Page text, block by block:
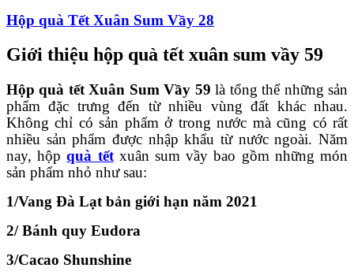
Hộp quà Tết Xuân Sum Vầy 28
Giới thiệu hộp quà tết xuân sum vầy 59
Hộp quà tết Xuân Sum Vầy 59 là tổng thể những sản
phẩm đặc trưng đến từ nhiều vùng đất khác nhau.
Không chỉ có sản phẩm ở trong nước mà cũng có rất
nhiều sản phẩm được nhập khẩu từ nước ngoài. Năm
nay, hộpquà tếtxuân sum vầy bao gồm những món
sản phẩm nhỏ như sau:
1/Vang Đà Lạt bản giới hạn năm 2021
2/ Bánh quy Eudora
3/Cacao Shunshine